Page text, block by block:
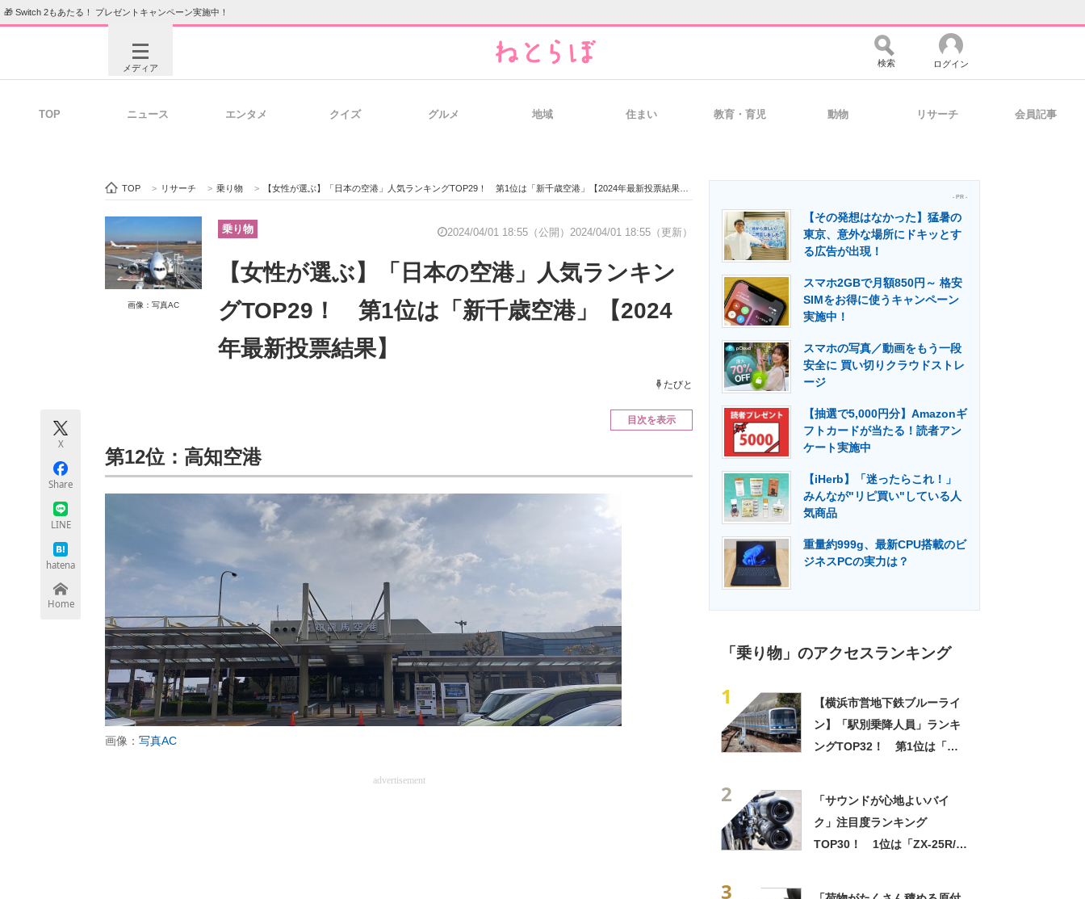
🎁 Switch 2もあたる！ プレゼントキャンペーン実施中！
メディア
ビジネスと働き方のヒント 経営リーダーのコミュニティ マーケ×ITの今がよく分かる
IT製品の技術・比較・事例 製造業のIT導入・活用を支援
エネルギーの専門メディア 建設×テクノロジーの最前線
ちょっと気になるネットの話題
検索 ログイン
TOP ニュース エンタメ クイズ グルメ 地域 住まい 教育・育児 動物 リサーチ 会員記事
TOP > リサーチ > 乗り物 > 【女性が選ぶ】「日本の空港」人気ランキングTOP29！ 第1位は「新千歳空港」【2024年最新投票結果】
画像：写真AC
乗り物 2024/04/01 18:55（公開） 2024/04/01 18:55（更新）
【女性が選ぶ】「日本の空港」人気ランキン
グTOP29！ 第1位は「新千歳空港」【2024
年最新投票結果】
たびと
X
Share
LINE
hatena
Home
目次を表示
第12位：高知空港
画像： 写真AC
advertisement
- PR -
【その発想はなかった】猛暑の
東京、意外な場所にドキッとす
る広告が出現！
スマホ2GBで月額850円～ 格安
SIMをお得に使うキャンペーン
実施中！
スマホの写真／動画をもう一段
安全に 買い切りクラウドストレ
ージ
【抽選で5,000円分】Amazonギ
フトカードが当たる！読者アン
ケート実施中
【iHerb】「迷ったらこれ！」
みんなが"リピ買い"している人
気商品
重量約999g、最新CPU搭載のビ
ジネスPCの実力は？
「乗り物」のアクセスランキング
1
【横浜市営地下鉄ブルーライ
ン】「駅別乗降人員」ランキ
ングTOP32！ 第1位は「横
2
「サウンドが心地よいバイ
ク」注目度ランキング
TOP30！ 1位は「ZX-25R/カ
3